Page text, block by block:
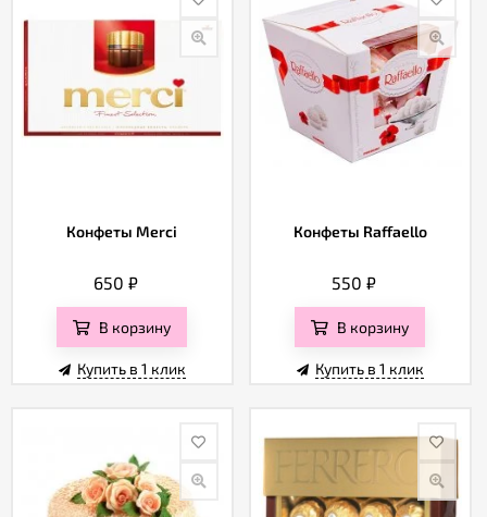
Конфеты Merci
650 ₽
В корзину
Купить в 1 клик
Конфеты Raffaello
550 ₽
В корзину
Купить в 1 клик